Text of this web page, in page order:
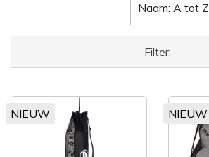
Naam: A tot Z
Filter:
NIEUW NIEUW